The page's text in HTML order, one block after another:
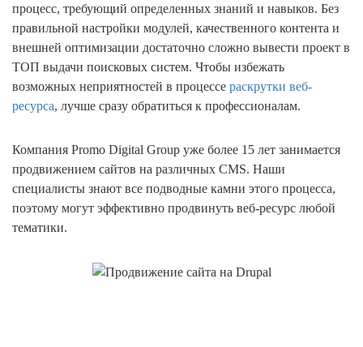
процесс, требующий определенных знаний и навыков. Без
правильной настройки модулей, качественного контента и
внешней оптимизации достаточно сложно вывести проект в
ТОП выдачи поисковых систем. Чтобы избежать
возможных неприятностей в процессе раскрутки веб-
ресурса, лучше сразу обратиться к профессионалам.
Компания Promo Digital Group уже более 15 лет занимается
продвижением сайтов на различных CMS. Наши
специалисты знают все подводные камни этого процесса,
поэтому могут эффективно продвинуть веб-ресурс любой
тематики.